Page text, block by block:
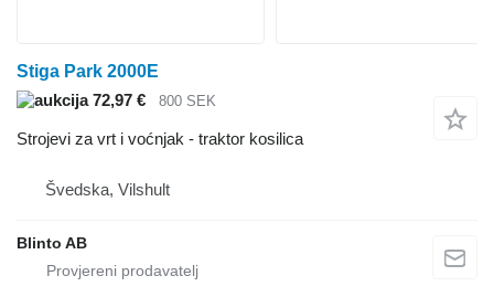
Stiga Park 2000E
72,97 €
800 SEK
Strojevi za vrt i voćnjak - traktor kosilica
Švedska, Vilshult
Blinto AB